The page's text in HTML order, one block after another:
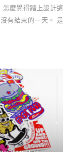
麼覺得踏上設計這
有結束的一天。 是